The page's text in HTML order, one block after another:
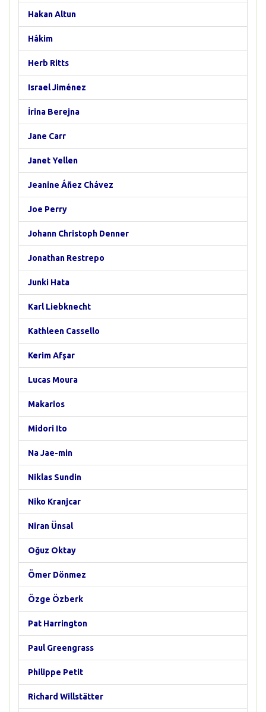
Hakan Altun
Hâkim
Herb Ritts
Israel Jiménez
İrina Berejna
Jane Carr
Janet Yellen
Jeanine Áñez Chávez
Joe Perry
Johann Christoph Denner
Jonathan Restrepo
Junki Hata
Karl Liebknecht
Kathleen Cassello
Kerim Afşar
Lucas Moura
Makarios
Midori Ito
Na Jae-min
Niklas Sundin
Niko Kranjcar
Niran Ünsal
Oğuz Oktay
Ömer Dönmez
Özge Özberk
Pat Harrington
Paul Greengrass
Philippe Petit
Richard Willstätter